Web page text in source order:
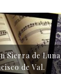
Sierra de Luna
de Val.